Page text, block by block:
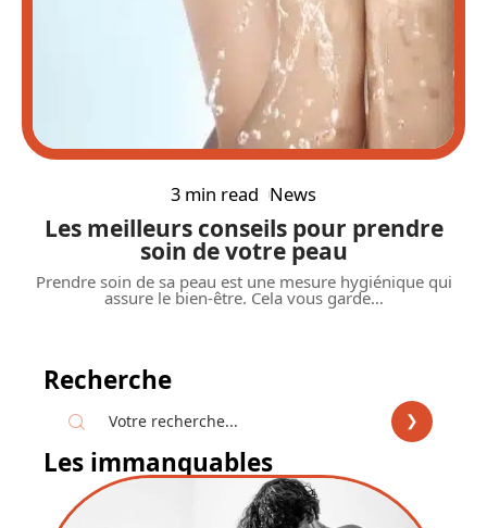
3 min read News
Les meilleurs conseils pour prendre
soin de votre peau
Prendre soin de sa peau est une mesure hygiénique qui
assure le bien-être. Cela vous garde…
Recherche
Les immanquables